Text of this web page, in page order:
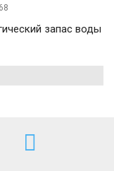
68
запас воды